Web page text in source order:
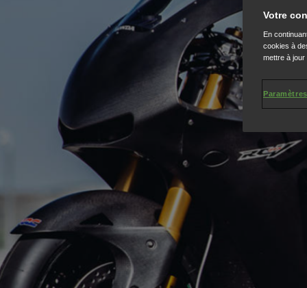
Votre
En
cookies à
mettre à